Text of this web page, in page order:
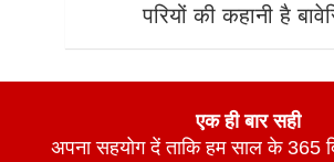
परियों की कहानी है
एक ही बार सही
अपना सहयोग दें ताकि हम साल के 365